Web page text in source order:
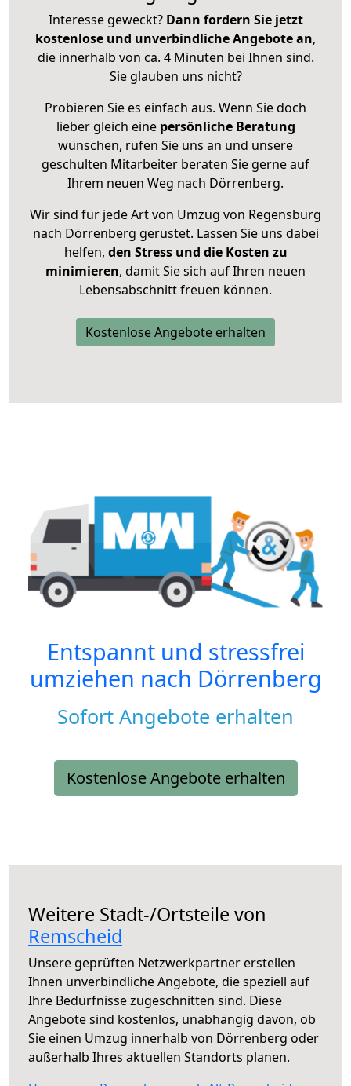
Interesse geweckt? Dann fordern Sie jetzt
kostenlose und unverbindliche Angebote an,
die innerhalb von ca. 4 Minuten bei Ihnen sind.
Sie glauben uns nicht?
Probieren Sie es einfach aus. Wenn Sie doch
lieber gleich eine persönliche Beratung
wünschen, rufen Sie uns an und unsere
geschulten Mitarbeiter beraten Sie gerne auf
Ihrem neuen Weg nach Dörrenberg.
Wir sind für jede Art von Umzug von Regensburg
nach Dörrenberg gerüstet. Lassen Sie uns dabei
helfen, den Stress und die Kosten zu
minimieren, damit Sie sich auf Ihren neuen
Lebensabschnitt freuen können.
Kostenlose Angebote erhalten
Entspannt und stressfrei
umziehen nach Dörrenberg
Sofort Angebote erhalten
Kostenlose Angebote erhalten
Weitere Stadt-/Ortsteile von
Remscheid
Unsere geprüften Netzwerkpartner erstellen
Ihnen unverbindliche Angebote, die speziell auf
Ihre Bedürfnisse zugeschnitten sind. Diese
Angebote sind kostenlos, unabhängig davon, ob
Sie einen Umzug innerhalb von Dörrenberg oder
außerhalb Ihres aktuellen Standorts planen.